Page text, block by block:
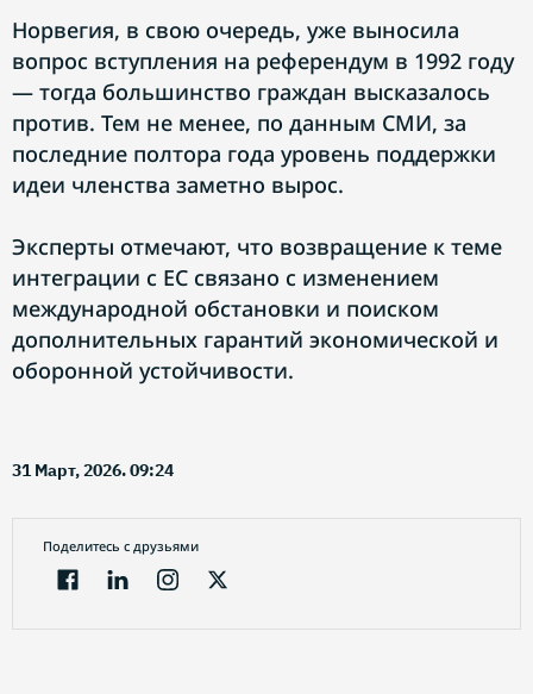
Норвегия, в свою очередь, уже выносила
вопрос вступления на референдум в 1992 году
— тогда большинство граждан высказалось
против. Тем не менее, по данным СМИ, за
последние полтора года уровень поддержки
идеи членства заметно вырос.
Эксперты отмечают, что возвращение к теме
интеграции с ЕС связано с изменением
международной обстановки и поиском
дополнительных гарантий экономической и
оборонной устойчивости.
31 Март, 2026. 09:24
Поделитесь с друзьями